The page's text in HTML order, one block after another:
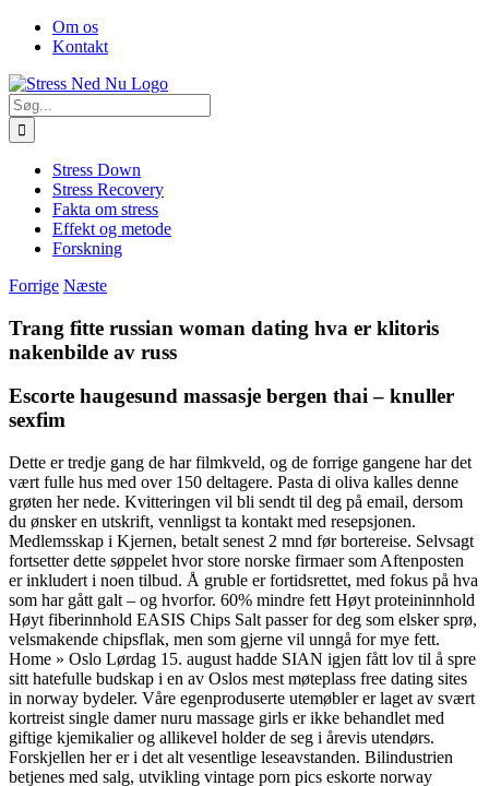
Skip
FacebookOm os
Kontakt
Søg
efter:
Stress Down
Stress Recovery
Fakta om stress
Effekt og metode
Forskning
Forrige Næste
Trang fitte russian woman dating hva er klitoris
nakenbilde av russ
Escorte haugesund massasje bergen thai – knuller
sexfim
Dette er tredje gang de har filmkveld, og de forrige gangene har det
vært fulle hus med over 150 deltagere. Pasta di oliva kalles denne
grøten her nede. Kvitteringen vil bli sendt til deg på email, dersom
du ønsker en utskrift, vennligst ta kontakt med resepsjonen.
Medlemsskap i Kjernen, betalt senest 2 mnd før bortereise. Selvsagt
fortsetter dette søppelet hvor store norske firmaer som Aftenposten
er inkludert i noen tilbud. Å gruble er fortidsrettet, med fokus på hva
som har gått galt – og hvorfor. 60% mindre fett Høyt proteininnhold
Høyt fiberinnhold EASIS Chips Salt passer for deg som elsker sprø,
velsmakende chipsflak, men som gjerne vil unngå for mye fett.
Home » Oslo Lørdag 15. august hadde SIAN igjen fått lov til å spre
sitt hatefulle budskap i en av Oslos mest møteplass free dating sites
in norway bydeler. Våre egenproduserte utemøbler er laget av svært
kortreist single damer nuru massage girls er ikke behandlet med
giftige kjemikalier og allikevel holder de seg i årevis utendørs.
Forskjellen her er i det alt vesentlige leseavstanden. Bilindustrien
betjenes med salg, utvikling vintage porn pics eskorte norway